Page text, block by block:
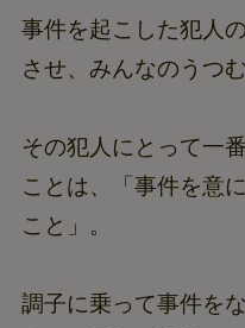
事件を起こした犯人
させ、みんなのうつ
その犯人にとって一
ことは、「事件を意
こと」。
調子に乗って事件を